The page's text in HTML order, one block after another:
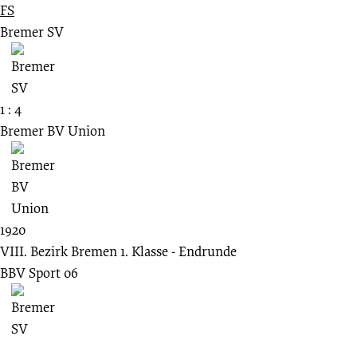
FS
Bremer SV
1 : 4
Bremer BV Union
1920
VIII. Bezirk Bremen 1. Klasse - Endrunde
BBV Sport 06